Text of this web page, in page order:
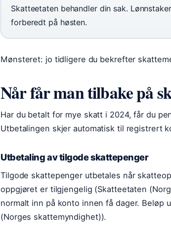
Skatteetaten behandler din sak.
forberedt på høsten.
Mønsteret: jo tidligere du bekrefter
Når får man tilbake på
Har du betalt for mye skatt i 2024, får du
Utbetalingen skjer automatisk til registrert
Utbetaling av tilgode skattepenger
Tilgode skattepenger utbetales når
oppgjøret er tilgjengelig (Skatteetaten
normalt inn på konto innen få dager. Beløp
(Norges skattemyndighet)).